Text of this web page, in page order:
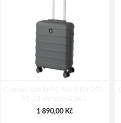
Cestovní kufr BHPC 4W S BH-250-
55-23 antracitová 36 L
1 890,00 Kč